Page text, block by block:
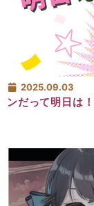
2025.09.03
ンだって明日は